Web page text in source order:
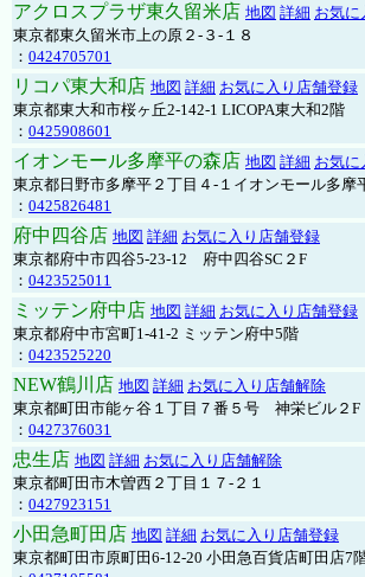
アクロスプラザ東久留米店 地図 詳細 お気に
東京都東久留米市上の原２-３-１８
： 0424705701
リコパ東大和店 地図 詳細 お気に入り店舗登録
東京都東大和市桜ヶ丘2-142-1 LICOPA東大和2階
： 0425908601
イオンモール多摩平の森店 地図 詳細 お気に
東京都日野市多摩平２丁目４-１イオンモール多摩
： 0425826481
府中四谷店 地図 詳細 お気に入り店舗登録
東京都府中市四谷5-23-12 府中四谷SC２F
： 0423525011
ミッテン府中店 地図 詳細 お気に入り店舗登録
東京都府中市宮町1-41-2 ミッテン府中5階
： 0423525220
NEW鶴川店 地図 詳細 お気に入り店舗解除
東京都町田市能ヶ谷１丁目７番５号 神栄ビル２F
： 0427376031
忠生店 地図 詳細 お気に入り店舗解除
東京都町田市木曽西２丁目１７-２１
： 0427923151
小田急町田店 地図 詳細 お気に入り店舗登録
東京都町田市原町田6-12-20 小田急百貨店町田店7